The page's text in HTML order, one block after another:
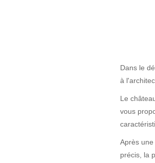
Dans le
à
Le
vous
Après
précis, la